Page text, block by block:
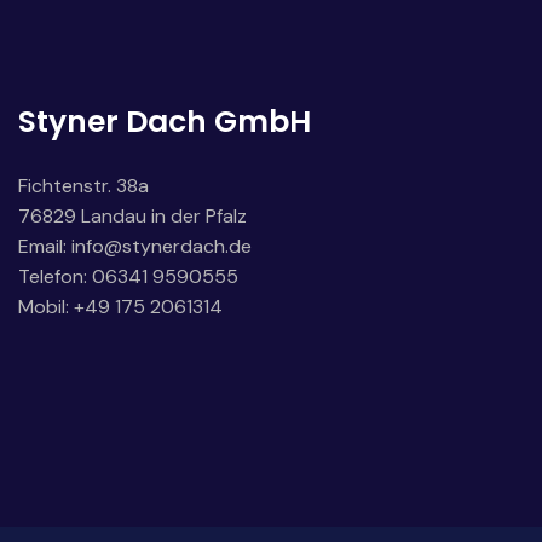
Styner Dach GmbH
Fichtenstr. 38a
76829 Landau in der Pfalz
Email: info@stynerdach.de
Telefon: 06341 9590555
Mobil: +49 175 2061314